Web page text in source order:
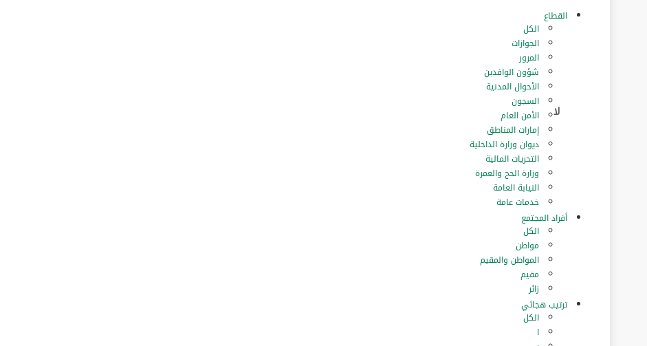
القطاع
الكل
الجوازات
المرور
‏شؤون الوافدين
الأحوال المدنية
السجون
الأمن العام
إمارات المناطق
ديوان وزارة الداخلية
التحريات المالية
وزارة الحج والعمرة
النيابة العامة
خدمات عامة
أفراد المجتمع
الكل
مواطن
المواطن والمقيم
مقيم
زائر
ترتيب هجائي
الكل
ا